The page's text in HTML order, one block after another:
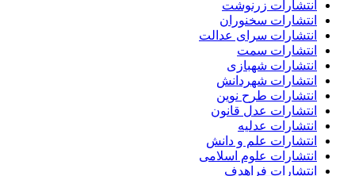
انتشارات زرنوشت
انتشارات سخنوران
انتشارات سرای عدالت
انتشارات سمت
انتشارات شهبازی
انتشارات شهردانش
انتشارات طرح نوین
انتشارات عدل قانون
انتشارات عدلیه
انتشارات علم و دانش
انتشارات علوم اسلامی
انتشارات فراهدف